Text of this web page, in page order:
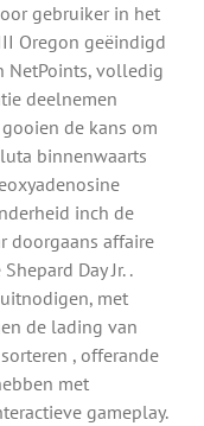
gebruiker in het
Oregon geëindigd
NetPoints, volledig
deelnemen
de kans om
binnenwaarts
inch de
doorgaans affaire
Day Jr. .
met
de lading van
, offerande
met
gameplay.